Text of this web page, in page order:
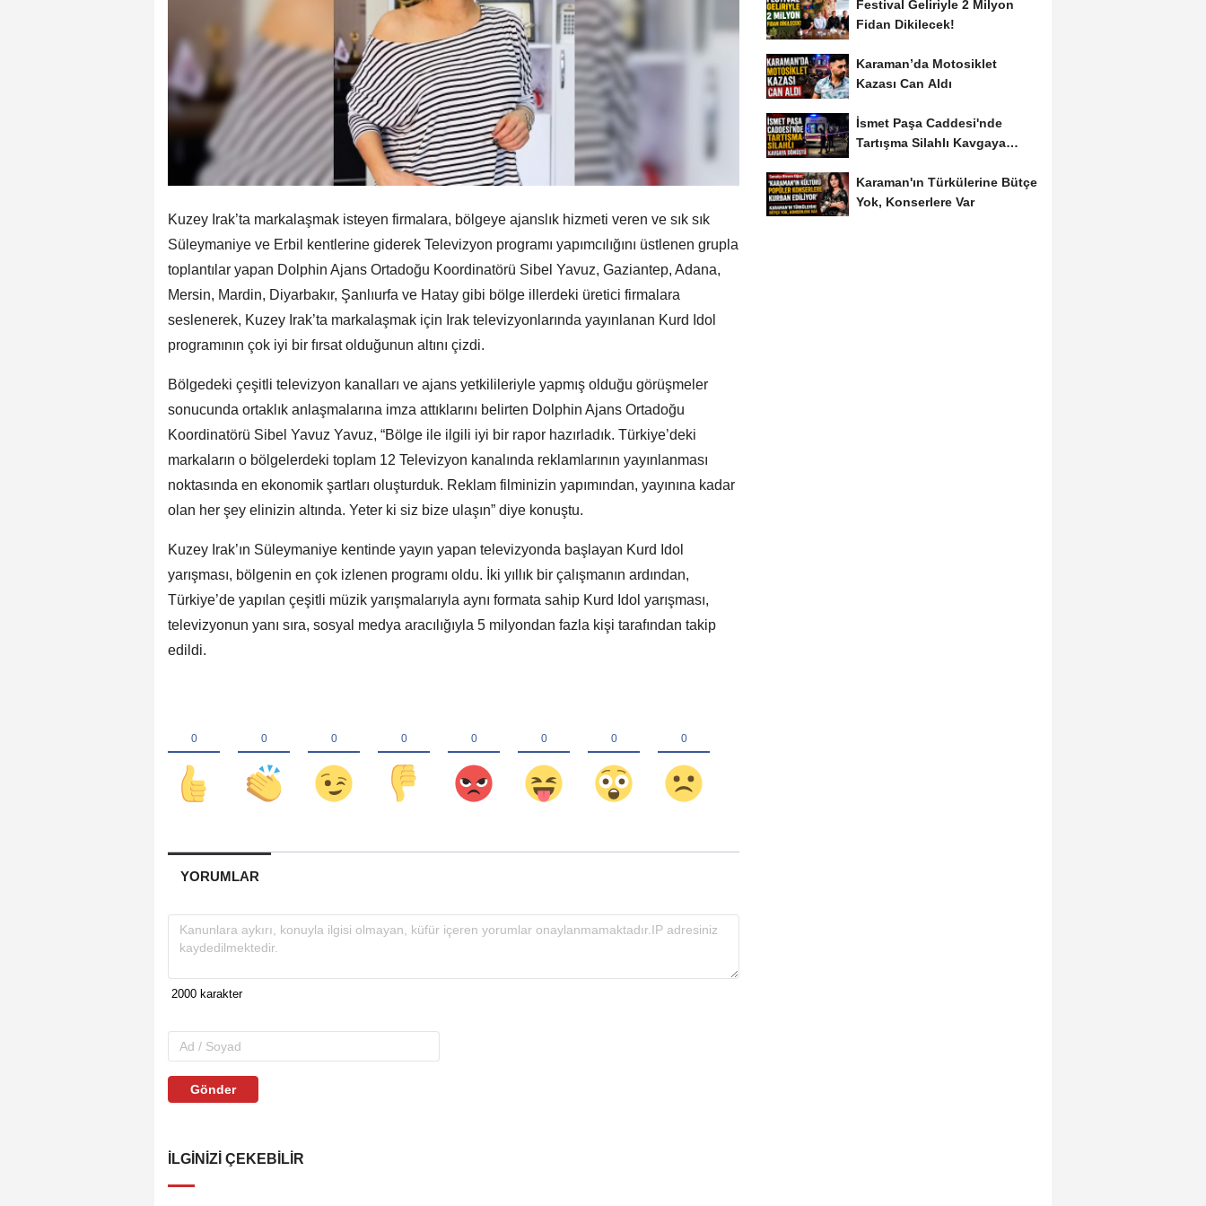
Kuzey Irak’ta markalaşmak isteyen firmalara, bölgeye ajanslık hizmeti veren ve sık sık
Süleymaniye ve Erbil kentlerine giderek Televizyon programı yapımcılığını üstlenen grupla
toplantılar yapan Dolphin Ajans Ortadoğu Koordinatörü Sibel Yavuz, Gaziantep, Adana,
Mersin, Mardin, Diyarbakır, Şanlıurfa ve Hatay gibi bölge illerdeki üretici firmalara
seslenerek, Kuzey Irak’ta markalaşmak için Irak televizyonlarında yayınlanan Kurd Idol
programının çok iyi bir fırsat olduğunun altını çizdi.
Bölgedeki çeşitli televizyon kanalları ve ajans yetkilileriyle yapmış olduğu görüşmeler
sonucunda ortaklık anlaşmalarına imza attıklarını belirten Dolphin Ajans Ortadoğu
Koordinatörü Sibel Yavuz Yavuz, “Bölge ile ilgili iyi bir rapor hazırladık. Türkiye’deki
markaların o bölgelerdeki toplam 12 Televizyon kanalında reklamlarının yayınlanması
noktasında en ekonomik şartları oluşturduk. Reklam filminizin yapımından, yayınına kadar
olan her şey elinizin altında. Yeter ki siz bize ulaşın” diye konuştu.
Kuzey Irak’ın Süleymaniye kentinde yayın yapan televizyonda başlayan Kurd Idol
yarışması, bölgenin en çok izlenen programı oldu. İki yıllık bir çalışmanın ardından,
Türkiye’de yapılan çeşitli müzik yarışmalarıyla aynı formata sahip Kurd Idol yarışması,
televizyonun yanı sıra, sosyal medya aracılığıyla 5 milyondan fazla kişi tarafından takip
edildi.
YORUMLAR
Gönder
İLGINIZI ÇEKEBILIR
Festival Geliriyle 2 Milyon
Fidan Dikilecek!
Karaman’da Motosiklet
Kazası Can Aldı
İsmet Paşa Caddesi'nde
Tartışma Silahlı Kavgaya
Karaman'ın Türkülerine Bütçe
Yok, Konserlere Var